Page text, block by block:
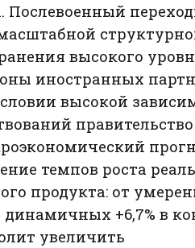
Послевоенный
высокого
иностранных
высокой
правительство
темпов роста
продукта: от
динамичных +6,7% в
увеличить